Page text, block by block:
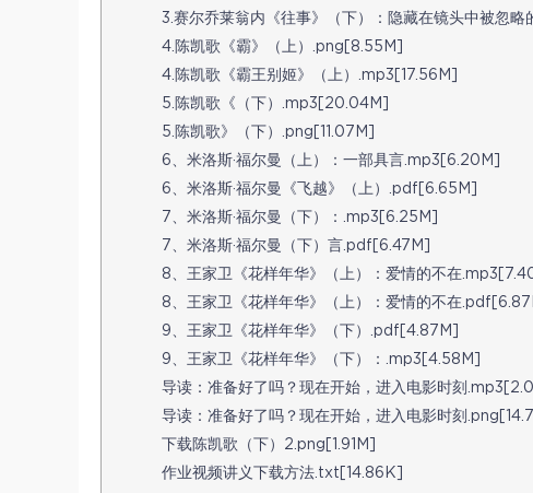
3.赛尔乔莱翁内《往事》（下）：隐藏在镜头中被忽略
4.陈凯歌《霸》（上）.png[8.55M]
4.陈凯歌《霸王别姬》（上）.mp3[17.56M]
5.陈凯歌《（下）.mp3[20.04M]
5.陈凯歌》（下）.png[11.07M]
6、米洛斯·福尔曼（上）：一部具言.mp3[6.20M]
6、米洛斯·福尔曼《飞越》（上）.pdf[6.65M]
7、米洛斯·福尔曼（下）：.mp3[6.25M]
7、米洛斯·福尔曼（下）言.pdf[6.47M]
8、王家卫《花样年华》（上）：爱情的不在
8、王家卫《花样年华》（上）：爱情的不在
9、王家卫《花样年华》（下）.pdf[4.87M]
9、王家卫《花样年华》（下）：.mp3[4.58M]
导读：准备好了吗？现在开始，进入电影时刻
导读：准备好了吗？现在开始，进入电影时刻
下载陈凯歌（下）2.png[1.91M]
作业视频讲义下载方法.txt[14.86K]